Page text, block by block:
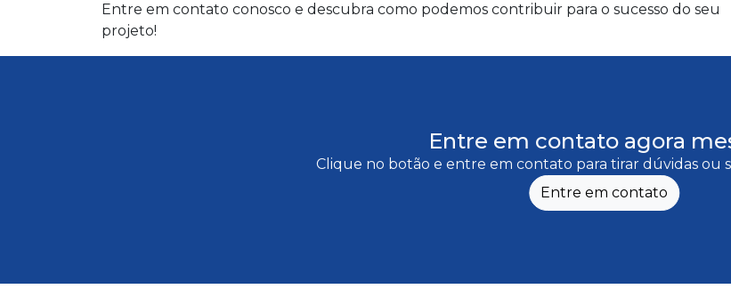
Entre em contato conosco e descubra como podemos contribuir para o sucesso do seu
projeto!
Entre em contato agora
Clique no botão e entre em contato para tirar dúvidas ou
Entre em contato